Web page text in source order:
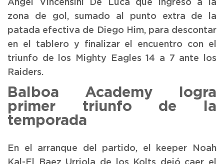
Angel Vincensini De Luca que ingresó a la
zona de gol, sumado al punto extra de la
patada efectiva de Diego Him, para descontar
en el tablero y finalizar el encuentro con el
triunfo de los Mighty Eagles 14 a 7 ante los
Raiders.
Balboa Academy logra
primer triunfo de la
temporada
En el arranque del partido, el keeper Noah